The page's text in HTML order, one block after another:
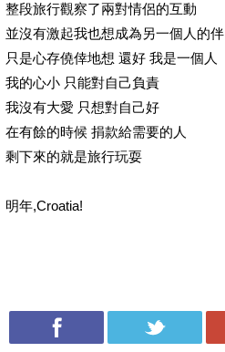
整段旅行觀察了兩對情侶的互動
並沒有激起我也想成為另一個人的伴
只是心存僥倖地想 還好 我是一個人
我的心小 只能對自己負責
我沒有大愛 只想對自己好
在有餘的時候 捐款給需要的人
剩下來的就是旅行玩耍
明年,Croatia!